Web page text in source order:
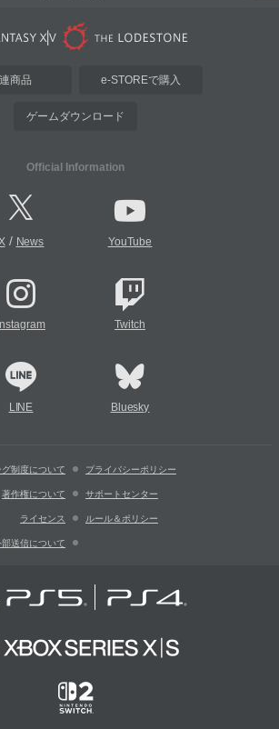
商品 e-STOREで購入
ゲームダウンロード
Official Information
/ News YouTube
Instagram Twitch
LINE Bluesky
制度について プライバシーポリシー
著作権について サポートセンター
ライセンス ルール＆ポリシー
送信について